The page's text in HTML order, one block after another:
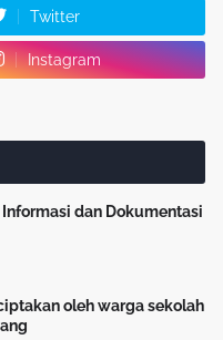
Twitter
Instagram
dan Dokumentasi
oleh warga sekolah